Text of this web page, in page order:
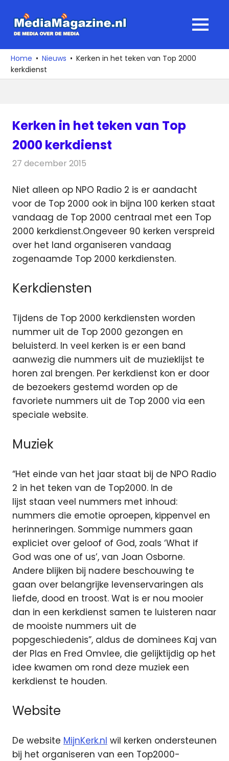
naar
media
over
de
MENU
Home Nieuws
Kerken in het teken van Top 2000
kerkdienst
Kerken in het teken van Top
2000 kerkdienst
27 december 2015
Niet alleen op NPO Radio 2 is er aandacht
voor de Top 2000 ook in bijna 100 kerken staat
vandaag de Top 2000 centraal met een Top
2000 kerkdienst.Ongeveer 90 kerken verspreid
over het land organiseren vandaag
zogenaamde Top 2000 kerkdiensten.
Kerkdiensten
Tijdens de Top 2000 kerkdiensten worden
nummer uit de Top 2000 gezongen en
beluisterd. In veel kerken is er een band
aanwezig die nummers uit de muzieklijst te
horen zal brengen. Per kerkdienst kon er door
de bezoekers gestemd worden op de
favoriete nummers uit de Top 2000 via een
speciale website.
Muziek
“Het einde van het jaar staat bij de NPO Radio
2 in het teken van de Top2000. In de
lijst staan veel nummers met inhoud:
nummers die emotie oproepen, kippenvel en
herinneringen. Sommige nummers gaan
expliciet over geloof of God, zoals ‘What if
God was one of us’, van Joan Osborne.
Andere blijken bij nadere beschouwing te
gaan over belangrijke levenservaringen als
liefde, dood en troost. Wat is er nou mooier
dan in een kerkdienst samen te luisteren naar
de mooiste nummers uit de
popgeschiedenis”, aldus de dominees Kaj van
der Plas en Fred Omvlee, die gelijktijdig op het
idee kwamen om rond deze muziek een
kerkdienst te houden.
Website
De website MijnKerk.nl wil kerken ondersteunen
bij het organiseren van een Top2000-